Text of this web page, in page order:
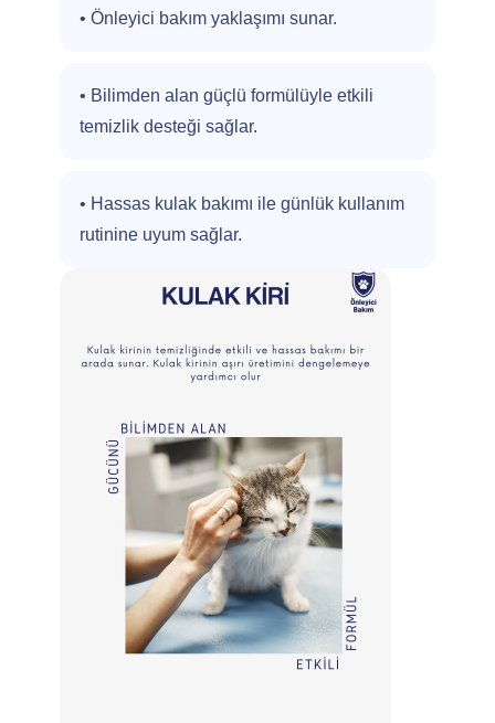
• Önleyici bakım yaklaşımı sunar.
• Bilimden alan güçlü formülüyle etkili
temizlik desteği sağlar.
• Hassas kulak bakımı ile günlük kullanım
rutinine uyum sağlar.